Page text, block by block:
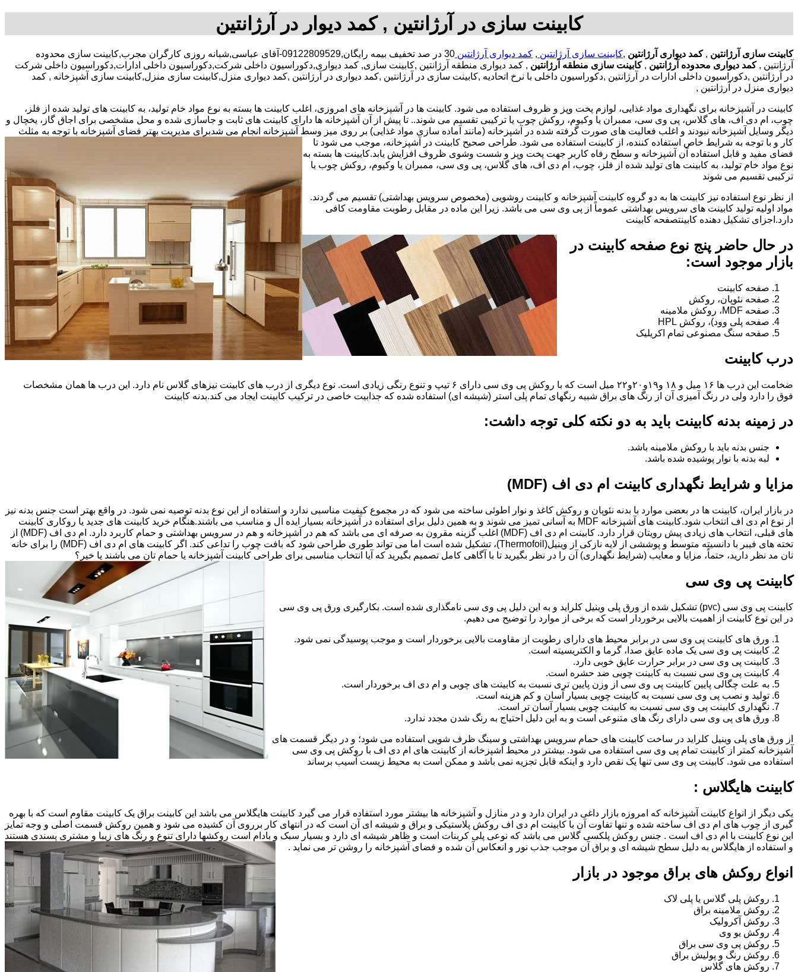
کابینت سازی در آرژانتین , کمد دیوار در آرژانتین
کابینت سازی آرژانتین ,کمد دیواری آرژانتین ,کابینت سازی آرژانتین , کمد دیواری آرژانتین
30 در صد تخفیف بیمه رایگان,09122809529-آقای عباسی,شبانه روزی کارگران مجرب,کابینت سازی محدوده
آرژانتین ,کمد دیواری محدوده آرژانتین , کابینت سازی منطقه آرژانتین , کمد دیواری منطقه آرژانتین ,کابینت سازی, کمد دیواری,دکوراسیون داخلی شرکت,دکوراسیون داخلی ادارات,دکوراسیون داخلی شرکت
در آرژانتین ,دکوراسیون داخلی ادارات در آرژانتین ,دکوراسیون داخلی با نرخ اتحادیه ,کابینت سازی در آرژانتین ,کمد دیواری در آرژانتین ,کمد دیواری منزل,کابینت سازی منزل,کابینت سازی آشپزخانه , کمد
دیواری منزل در آرژانتین ,
کابینت در آشپزخانه برای نگهداری مواد غذایی، لوازم پخت وپز و ظروف استفاده می شود. کابینت ها در آشپزخانه های امروزی، اغلب کابینت ها بسته به نوع مواد خام تولید، به کابینت های تولید شده از فلز،
چوب، ام دی اف، های گلاس، پی وی سی، ممبران یا وکیوم، روکش چوب یا ترکیبی تقسیم می شوند.. تا پیش از آن آشپزخانه ها دارای کابینت های ثابت و جاسازی شده و محل مشخصی برای اجاق گاز، یخچال و
دیگر وسایل آشپزخانه نبودند و اغلب فعالیت های صورت گرفته شده در آشپزخانه (مانند آماده سازی مواد غذایی) بر روی میز وسط آشپزخانه انجام می شدبرای مدیریت بهتر فضای آشپزخانه با توجه به مثلث
کار و با توجه به شرایط خاص استفاده کننده، از کابینت استفاده می شود. طراحی صحیح کابینت در آشپزخانه، موجب می شود تا
فضای مفید و قابل استفاده آن آشپزخانه و سطح رفاه کاربر جهت پخت وپز و شست وشوی ظروف افزایش یابد.کابینت ها بسته به
نوع مواد خام تولید، به کابینت های تولید شده از فلز، چوب، ام دی اف، های گلاس، پی وی سی، ممبران یا وکیوم، روکش چوب یا
ترکیبی تقسیم می شوند
از نظر نوع استفاده نیز کابینت ها به دو گروه کابینت آشپزخانه و کابینت روشویی (مخصوص سرویس بهداشتی) تقسیم می گردند.
مواد اولیه تولید کابینت های سرویس بهداشتی عموماً از پی وی سی می باشد. زیرا این ماده در مقابل رطوبت مقاومت کافی
دارد.اجزای تشکیل دهنده کابینتصفحه کابینت
در حال حاضر پنج نوع صفحه کابینت در
بازار موجود است:
صفحه کابینت
صفحه نئوپان، روکش
صفحه MDF، روکش ملامینه
صفحه پلی وود)، روکش HPL
صفحه سنگ مصنوعی تمام اکریلیک
درب کابینت
ضخامت این درب ها ۱۶ میل و ۱۸ و١٩و٢٠و٢٢ میل است که با روکش پی وی سی دارای ۶ تیپ و تنوع رنگی زیادی است. نوع دیگری از درب های کابینت نیزهای گلاس نام دارد. این درب ها همان مشخصات
فوق را دارد ولی در رنگ آمیزی آن از رنگ های براق شبیه رنگهای تمام پلی استر (شیشه ای) استفاده شده که جذابیت خاصی در ترکیب کابینت ایجاد می کند.بدنه کابینت
در زمینه بدنه کابینت باید به دو نکته کلی توجه داشت:
جنس بدنه باید با روکش ملامینه باشد.
لبه بدنه با نوار پوشیده شده باشد.
مزایا و شرایط نگهداری کابینت ام دی اف (MDF)
در بازار ایران، کابینت ها در بعضی موارد با بدنه نئوپان و روکش کاغذ و نوار اطوئی ساخته می شود که در مجموع کیفیت مناسبی ندارد و استفاده از این نوع بدنه توصیه نمی شود. در واقع بهتر است جنس بدنه نیز
از نوع ام دی اف انتخاب شود.کابینت های آشپزخانه MDF به آسانی تمیز می شوند و به همین دلیل برای استفاده در آشپزخانه بسیار ایده آل و مناسب می باشند.هنگام خرید کابینت های جدید یا روکاری کابینت
های قبلی، انتخاب های زیادی پیش رویتان قرار دارد. کابینت ام دی اف (MDF) اغلب گزینه مقرون به صرفه ای می باشد که هم در آشپزخانه و هم در سرویس بهداشتی و حمام کاربرد دارد. ام دی اف (MDF) از
تخته های فیبر با دانسیته متوسط و پوششی از لایه نازکی از وینیل(Thermofoil)، تشکیل شده است اما می تواند طوری طراحی شود که بافت چوب را تداعی کند. اگر کابینت های ام دی اف (MDF) را برای خانه
تان مد نظر دارید، حتماً، مزایا و معایب (شرایط نگهداری) آن را در نظر بگیرید تا با آگاهی کامل تصمیم بگیرید که آیا انتخاب مناسبی برای طراحی کابینت آشپزخانه یا حمام تان می باشند یا خیر؟
کابینت پی وی سی
کابینت پی وی سی (pvc) تشکیل شده از ورق پلی وینیل کلراید و به این دلیل پی وی سی نامگذاری شده است. بکارگیری ورق پی وی سی
در این نوع کابینت از اهمیت بالایی برخوردار است که برخی از موارد را توضیح می دهیم.
ورق های کابینت پی وی سی در برابر محیط های دارای رطوبت از مقاومت بالایی برخوردار است و موجب پوسیدگی نمی شود.
کابینت پی وی سی یک ماده عایق صدا، گرما و الکتریسیته است.
کابینت پی وی سی در برابر حرارت عایق خوبی دارد.
کابینت پی وی سی نسبت به کابینت چوبی ضد حشره است.
به علت چگالی پایین کابینت پی وی سی از وزن پایین تری نسبت به کابینت های چوبی و ام دی اف برخوردار است.
تولید و نصب پی وی سی نسبت به کابینت چوبی بسیار آسان و کم هزینه است.
نگهداری کابینت پی وی سی نسبت به کابینت چوبی بسیار آسان تر است.
ورق های پی وی سی دارای رنگ های متنوعی است و به این دلیل احتیاج به رنگ شدن مجدد ندارد.
از ورق های پلی وینیل کلراید در ساخت کابینت های حمام سرویس بهداشتی و سینگ ظرف شویی استفاده می شود؛ و در دیگر قسمت های
آشپزخانه کمتر از کابینت تمام پی وی سی استفاده می شود. بیشتر در محیط آشپزخانه از کابینت های ام دی اف با روکش پی وی سی
استفاده می شود. کابینت پی وی سی تنها یک نقص دارد و اینکه قابل تجزیه نمی باشد و ممکن است به محیط زیست آسیب برساند
کابینت هایگلاس :
یکی دیگر از انواع کابینت آشپزخانه که امروزه بازار داغی در ایران دارد و در منازل و آشپزخانه ها بیشتر مورد استفاده قرار می گیرد کابینت هایگلاس می باشد این کابینت براق یک کابینت مقاوم است که با بهره
گیری از چوب های ام دی اف ساخته شده و تنها تفاوت آن با کابینت ام دی اف روکش پلاستیکی و براق و شیشه ای آن است که در انتهای کار برروی آن کشیده می شود و همین روکش قسمت اصلی و وجه تمایز
این نوع کابینت با ام دی اف است . جنس روکش پلکسی گلاس می باشد که نوعی پلی کربنات است و ظاهر شیشه ای دارد و بسیار سبک و بادام است روکشها دارای تنوع و رنگ های زیبا و مشتری پسندی هستند
و استفاده از هایگلاس به دلیل سطح شیشه ای و براق آن موجب جذب نور و انعکاس آن شده و فضای آشپزخانه را روشن تر می نماید .
انواع روکش های براق موجود در بازار
روکش پلی گلاس یا پلی لاک
روکش ملامینه براق
روکش آکرولیک
روکش یو وی
روکش پی وی سی براق
روکش رنگ و پولیش براق
روکش های گلاس